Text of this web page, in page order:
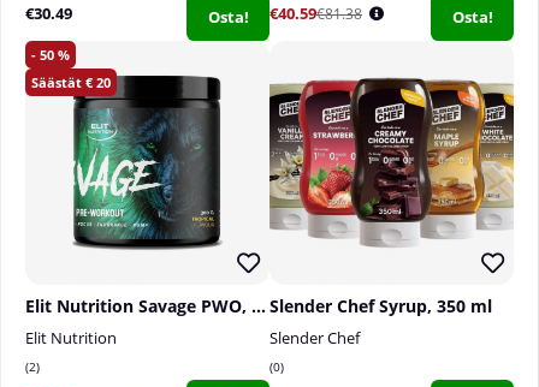
€30.49 Osta! €40.59€81.38 Osta!
50
20
Elit Nutrition Savage PWO, 300 g
Elit Nutrition
2
Slender Chef Syrup, 350 ml
Slender Chef
0